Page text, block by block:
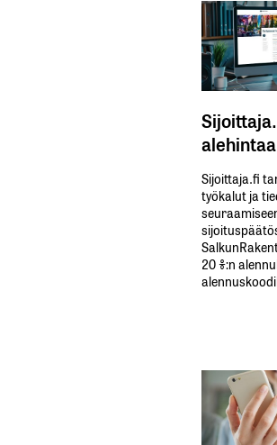
Sijoittaja.fi
työkalut ja
20 %:n